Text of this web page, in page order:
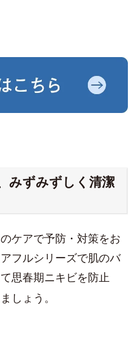
みずみずしく清潔
ケアで予防・対策をお
フルシリーズで肌のバ
思春期ニキビを防止
しょう。